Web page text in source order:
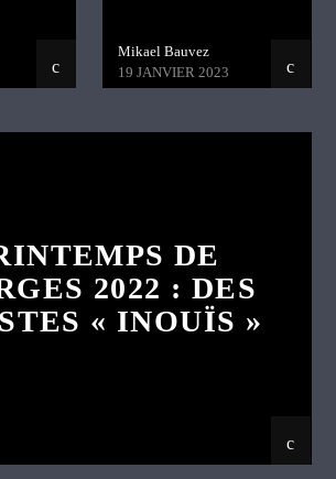
Mikael Bauvez
19 JANVIER 2023
DE
2022 : DES
« INOUÏS »